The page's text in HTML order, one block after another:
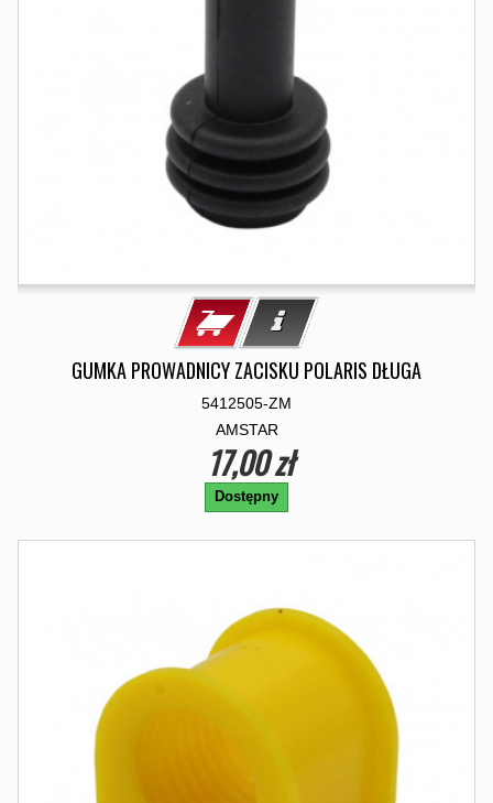
GUMKA PROWADNICY ZACISKU POLARIS DŁUGA
5412505-ZM
AMSTAR
17,00 zł
Dostępny